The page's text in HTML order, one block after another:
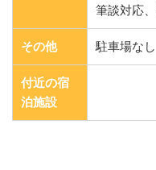
筆談対応
その他 駐車場なし
付近の宿
泊施設